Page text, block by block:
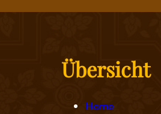
Übersicht
Home